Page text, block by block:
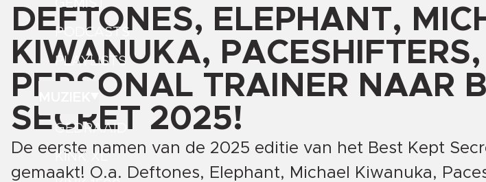
PODCASTS
PLAYLISTS
GEDRAAID
KINK XL
DEFTONES, ELEPHANT,
KIWANUKA, PACESHIFTERS,
PERSONAL TRAINER NAAR
SECRET 2025!
De eerste namen van de 2025 editie van het Best Kept
gemaakt! O.a. Deftones, Elephant, Michael Kiwanuka,